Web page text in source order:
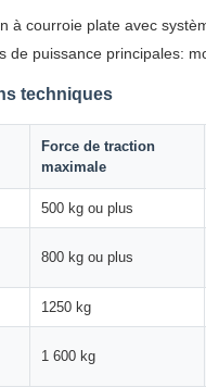
à courroie plate avec
de puissance principales:
techniques
Force de traction
maximale
500 kg ou plus
800 kg ou plus
1250 kg
1 600 kg